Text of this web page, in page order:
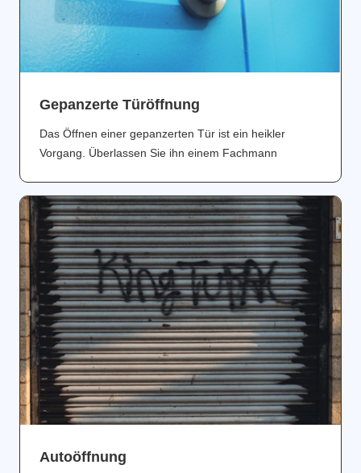
Gepanzerte Türöffnung
Das Öffnen einer gepanzerten Tür ist ein heikler
Vorgang. Überlassen Sie ihn einem Fachmann
Аutoöffnung